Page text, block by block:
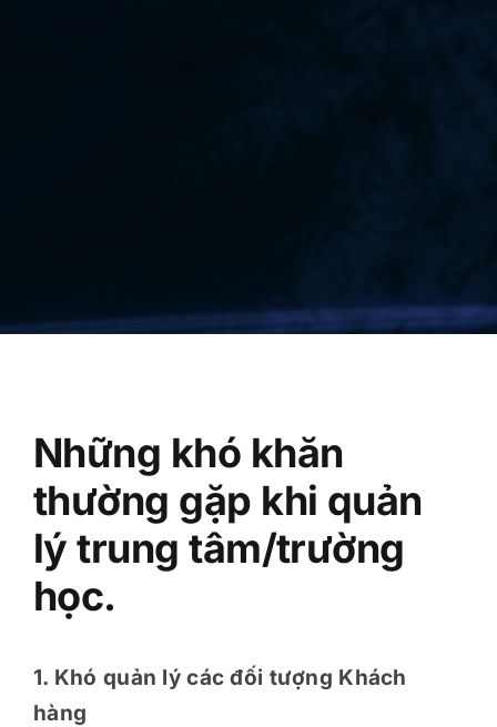
Những khó khăn
thường gặp khi quản
lý trung tâm/trường
học.
1. Khó quản lý các đối tượng Khách
hàng